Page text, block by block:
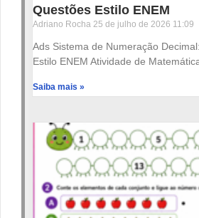
Questões Estilo ENEM
Adriano Rocha 25 de julho de 2026 11:09
Ads Sistema de Numeração
Estilo ENEM Atividade de
Saiba mais »